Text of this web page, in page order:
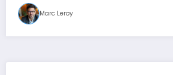
Marc Leroy